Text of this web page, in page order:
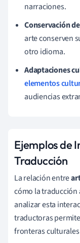
narraciones.
Conservación
arte conserven
otro idioma.
Adaptaciones
elementos
audiencias
Ejemplos de
Traducción
La relación entre
cómo la traducción
analizar esta
traductoras
fronteras